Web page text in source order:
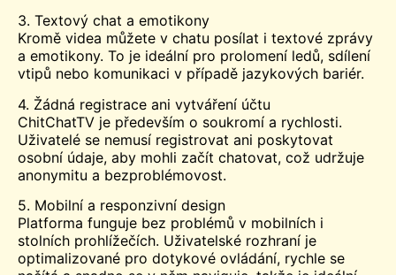
3. Textový chat a emotikony
Kromě videa můžete v chatu posílat i textové zprávy
a emotikony. To je ideální pro prolomení ledů, sdílení
vtipů nebo komunikaci v případě jazykových bariér.
4. Žádná registrace ani vytváření účtu
ChitChatTV je především o soukromí a rychlosti.
Uživatelé se nemusí registrovat ani poskytovat
osobní údaje, aby mohli začít chatovat, což udržuje
anonymitu a bezproblémovost.
5. Mobilní a responzivní design
Platforma funguje bez problémů v mobilních i
stolních prohlížečích. Uživatelské rozhraní je
optimalizované pro dotykové ovládání, rychle se